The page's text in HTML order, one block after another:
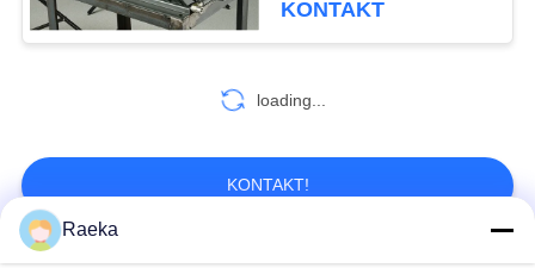
Vakuumpumpenöl
2
KONTAKT
loading...
KONTAKT!
Raeka